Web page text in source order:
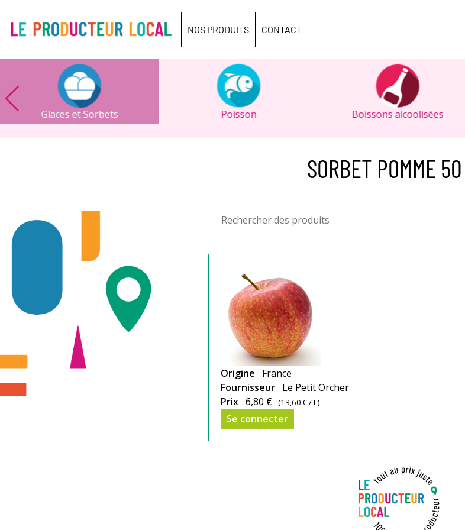
local
-
Guillaume
NOS PRODUITS CONTACT
Glaces et Sorbets Poisson Boissons alcoolisées
SORBET POMME
Origine
France
Fournisseur Le Petit Orcher
Prix 6,80 € (13,60 €/ L)
Se connecter